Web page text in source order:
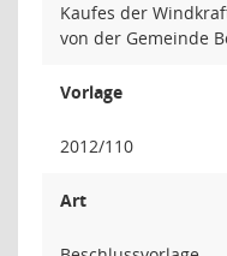
Kaufes der
von der Gemeinde
Vorlage
2012/110
Art